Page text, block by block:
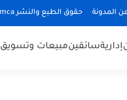
المدونة حقوق الطبع والنشر dmca
إداريةسائقينمبيعات وتسويق